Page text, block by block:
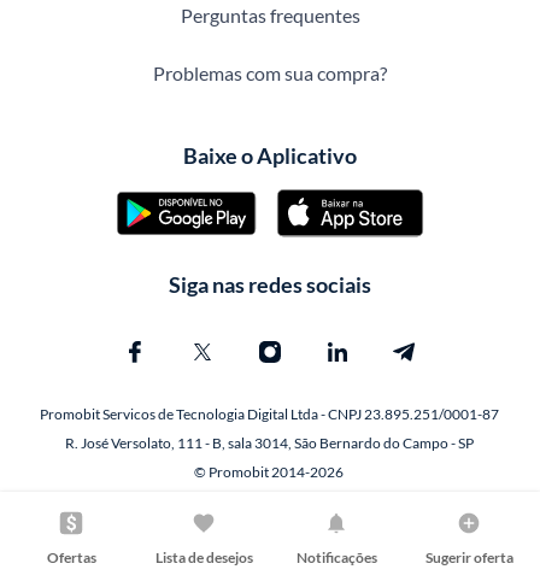
Ofertas Lista de desejos Notificações Sugerir oferta
Perguntas frequentes
Problemas com sua compra?
Baixe o Aplicativo
Siga nas redes sociais
Promobit Servicos de Tecnologia Digital Ltda - CNPJ 23.895.251/0001-87
R. José Versolato, 111 - B, sala 3014, São Bernardo do Campo - SP
© Promobit 2014-2026